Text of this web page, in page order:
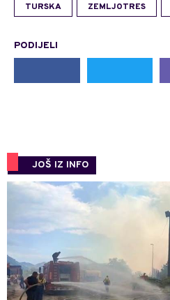
TURSKA ZEMLJOTRES
PODIJELI
JOŠ IZ INFO